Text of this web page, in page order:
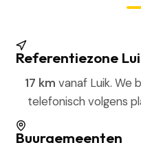
Referentiezone
17 km vanaf Luik. We
telefonisch volgens
Buurgemeenten